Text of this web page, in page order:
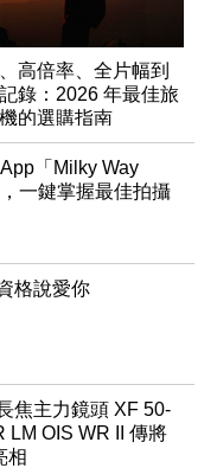
高倍率、全片幅到
錄：2026 年最佳旅
的選購指南
「Milky Way
一鍵掌握最佳拍攝
格說愛你
焦主力鏡頭 XF 50-
LM OIS WR II 傳將
相